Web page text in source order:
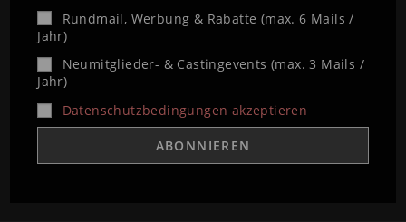
Rundmail, Werbung & Rabatte (max. 6 Mails /
Jahr)
Neumitglieder- & Castingevents (max. 3 Mails /
Jahr)
Datenschutzbedingungen akzeptieren